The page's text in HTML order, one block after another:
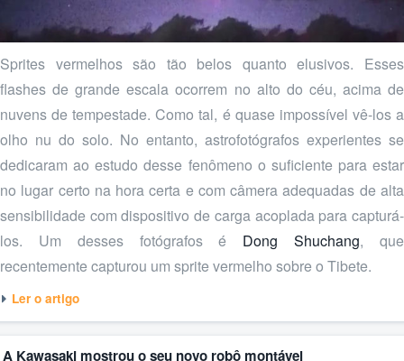
Sprites vermelhos são tão belos quanto elusivos. Esses
flashes de grande escala ocorrem no alto do céu, acima de
nuvens de tempestade. Como tal, é quase impossível vê-los a
olho nu do solo. No entanto, astrofotógrafos experientes se
dedicaram ao estudo desse fenômeno o suficiente para estar
no lugar certo na hora certa e com câmera adequadas de alta
sensibilidade com dispositivo de carga acoplada para capturá-
los. Um desses fotógrafos é Dong Shuchang, que
recentemente capturou um sprite vermelho sobre o Tibete.
Ler o artigo
A Kawasaki mostrou o seu novo robô montável